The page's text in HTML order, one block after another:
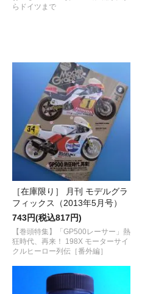
らドイツまで
［在庫限り］ 月刊 モデルグラ
フィックス（2013年5月号）
743円(税込817円)
【巻頭特集】「GP500レーサー」熱
狂時代、再来！ 198X モーターサイ
クルヒーロー列伝［番外編］